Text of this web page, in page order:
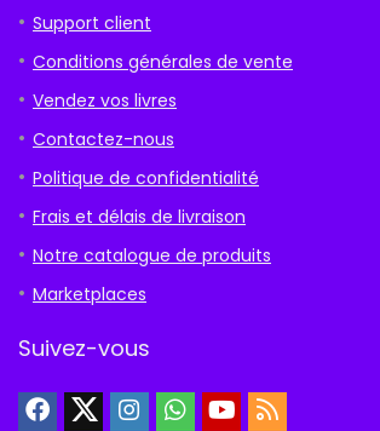
Support client
Conditions générales de vente
Vendez vos livres
Contactez-nous
Politique de confidentialité
Frais et délais de livraison
Notre catalogue de produits
Marketplaces
Suivez-vous